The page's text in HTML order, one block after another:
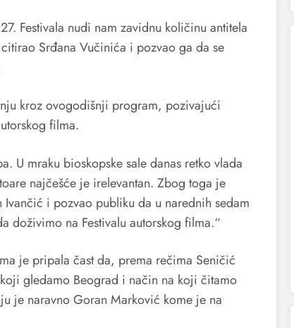
Festivala nudi nam zavidnu količinu antitela
Srđana Vučinića i pozvao ga da se
kroz ovogodišnji program, pozivajući
filma.
U mraku bioskopske sale danas retko vlada
najčešće je irelevantan. Zbog toga je
i pozvao publiku da u narednih sedam
doživimo na Festivalu autorskog filma.“
je pripala čast da, prema rečima Seničić
gledamo Beograd i način na koji čitamo
je naravno Goran Marković kome je na